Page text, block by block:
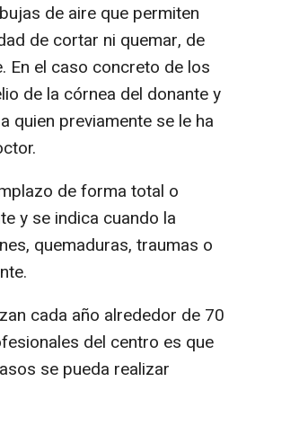
de aire que permiten
de cortar ni quemar, de
En el caso concreto de los
de la córnea del donante y
quien previamente se le ha
de forma total o
y se indica cuando la
quemaduras, traumas o
cada año alrededor de 70
del centro es que
se pueda realizar